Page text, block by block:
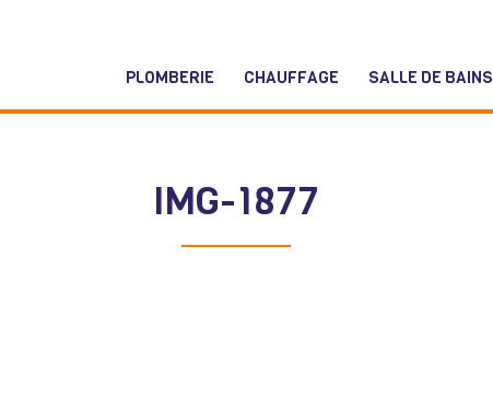
PLOMBERIE CHAUFFAGE SALLE DE BAINS
IMG-1877